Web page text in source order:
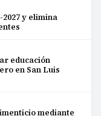
y elimina
educación
en San Luis
mediante